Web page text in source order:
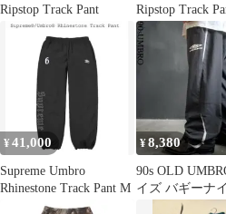
Ripstop Track Pant
Ripstop Track
¥ 41,000
Supreme Umbro
Rhinestone Track Pant M
¥8,380
90s OLD
イズ バギーナ
ラックパンツ